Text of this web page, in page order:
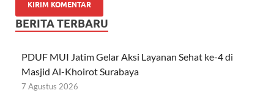
BERITA TERBARU
PDUF MUI Jatim Gelar Aksi Layanan Sehat ke-4 di
Masjid Al-Khoirot Surabaya
7 Agustus 2026